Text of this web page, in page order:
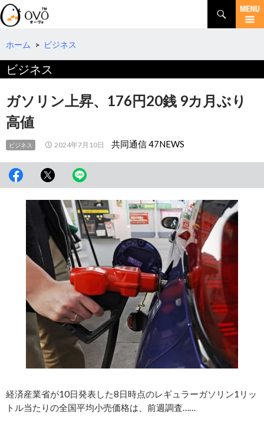
検
索
コ
テ
へ
動
ホーム > ビジネス
ビジネス
ガソリン上昇、176円20銭 9カ月ぶり
高値
ビジネス 2024年7月10日 共同通信 47NEWS
経済産業省が10日発表した8日時点のレギュラーガソリン1リッ
トル当たりの全国平均小売価格は、前週調査……